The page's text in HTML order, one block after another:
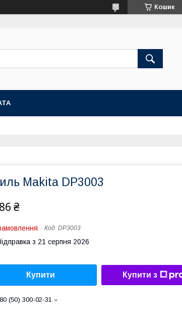
Кошик
Makita DP3003
₴
Код: DP3003
з 21 серпня 2026
Купити Купити з
(50) 300-02-31